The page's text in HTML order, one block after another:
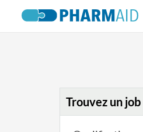
Trouvez un job